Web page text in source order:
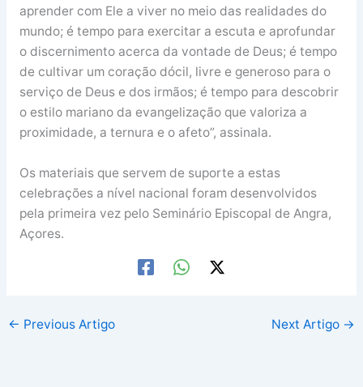
aprender com Ele a viver no meio das realidades do
mundo; é tempo para exercitar a escuta e aprofundar
o discernimento acerca da vontade de Deus; é tempo
de cultivar um coração dócil, livre e generoso para o
serviço de Deus e dos irmãos; é tempo para descobrir
o estilo mariano da evangelização que valoriza a
proximidade, a ternura e o afeto”, assinala.
Os materiais que servem de suporte a estas
celebrações a nível nacional foram desenvolvidos
pela primeira vez pelo Seminário Episcopal de Angra,
Açores.
← Previous Artigo Next Artigo →